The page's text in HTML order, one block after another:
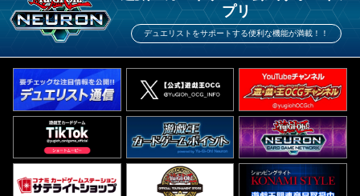
プリ
デュエリストをサポートする便利な機能が満載！！